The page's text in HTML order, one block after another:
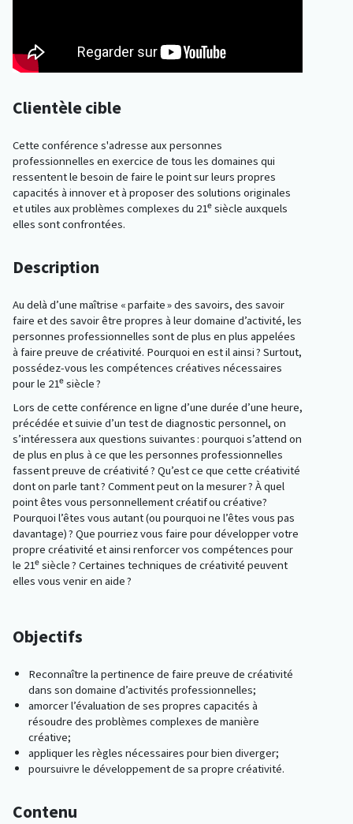
Clientèle cible
Cette conférence s'adresse aux personnes
professionnelles en exercice de tous les domaines qui
ressentent le besoin de faire le point sur leurs propres
capacités à innover et à proposer des solutions originales
et utiles aux problèmes complexes du 21ᵉ siècle auxquels
elles sont confrontées.
Description
Au delà d’une maîtrise « parfaite » des savoirs, des savoir
faire et des savoir être propres à leur domaine d’activité, les
personnes professionnelles sont de plus en plus appelées
à faire preuve de créativité. Pourquoi en est il ainsi ? Surtout,
possédez-vous les compétences créatives nécessaires
pour le 21ᵉ siècle ?
Lors de cette conférence en ligne d’une durée d’une heure,
précédée et suivie d’un test de diagnostic personnel, on
s’intéressera aux questions suivantes : pourquoi s’attend on
de plus en plus à ce que les personnes professionnelles
fassent preuve de créativité ? Qu’est ce que cette créativité
dont on parle tant ? Comment peut on la mesurer ? À quel
point êtes vous personnellement créatif ou créative?
Pourquoi l’êtes vous autant (ou pourquoi ne l’êtes vous pas
davantage) ? Que pourriez vous faire pour développer votre
propre créativité et ainsi renforcer vos compétences pour
le 21ᵉ siècle ? Certaines techniques de créativité peuvent
elles vous venir en aide ?
Objectifs
Reconnaître la pertinence de faire preuve de créativité
dans son domaine d’activités professionnelles;
amorcer l’évaluation de ses propres capacités à
résoudre des problèmes complexes de manière
créative;
appliquer les règles nécessaires pour bien diverger;
poursuivre le développement de sa propre créativité.
Contenu